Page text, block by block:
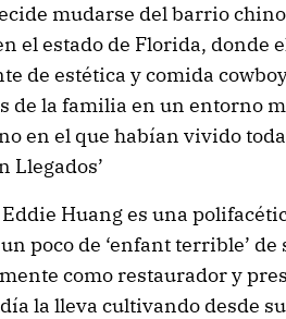
mudarse del barrio
el estado de Florida, donde
de estética y comida
de la familia en un entorno
en el que habían vivido
Llegados’
Huang es una
poco de ‘enfant terrible’
como restaurador y
la lleva cultivando desde